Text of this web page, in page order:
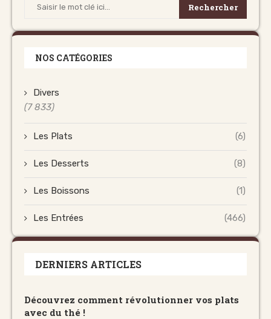
Rechercher
NOS CATÉGORIES
Divers
(7 833)
Les Plats (6)
Les Desserts (8)
Les Boissons (1)
Les Entrées (466)
DERNIERS ARTICLES
Découvrez comment révolutionner vos plats
avec du thé !